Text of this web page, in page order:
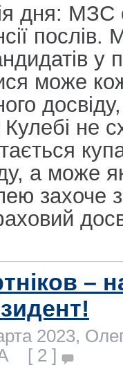
дня: МЗС
послів.
у
може
не
а може
захоче
–
2023,
[ 2 ]